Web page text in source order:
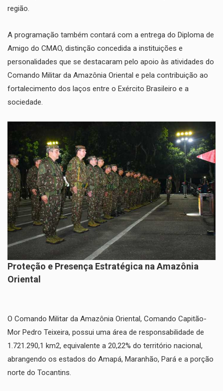
região.
​A programação também contará com a entrega do Diploma de
Amigo do CMAO, distinção concedida a instituições e
personalidades que se destacaram pelo apoio às atividades do
Comando Militar da Amazônia Oriental e pela contribuição ao
fortalecimento dos laços entre o Exército Brasileiro e a
sociedade.
​Proteção e Presença Estratégica na Amazônia
Oriental
​O Comando Militar da Amazônia Oriental, Comando Capitão-
Mor Pedro Teixeira, possui uma área de responsabilidade de
1.721.290,1 km2, equivalente a 20,22% do território nacional,
abrangendo os estados do Amapá, Maranhão, Pará e a porção
norte do Tocantins.